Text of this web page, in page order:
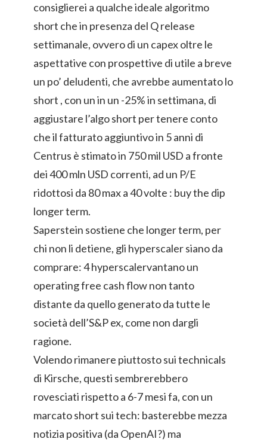
consiglierei a qualche ideale algoritmo
short che in presenza del Q release
settimanale, ovvero di un capex oltre le
aspettative con prospettive di utile a breve
un po’ deludenti, che avrebbe aumentato lo
short , con un in un -25% in settimana, di
aggiustare l’algo short per tenere conto
che il fatturato aggiuntivo in 5 anni di
Centrus è stimato in 750 mil USD a fronte
dei 400 mln USD correnti, ad un P/E
ridottosi da 80 max a 40 volte : buy the dip
longer term.
Saperstein sostiene che longer term, per
chi non li detiene, gli hyperscaler siano da
comprare: 4 hyperscalervantano un
operating free cash flow non tanto
distante da quello generato da tutte le
società dell’S&P ex, come non dargli
ragione.
Volendo rimanere piuttosto sui technicals
di Kirsche, questi sembrerebbero
rovesciati rispetto a 6-7 mesi fa, con un
marcato short sui tech: basterebbe mezza
notizia positiva (da OpenAI?) ma